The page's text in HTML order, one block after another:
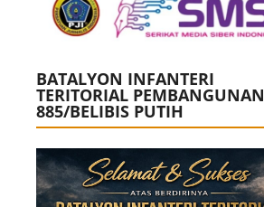
BATALYON INFANTERI
TERITORIAL PEMBANGUNAN
885/BELIBIS PUTIH